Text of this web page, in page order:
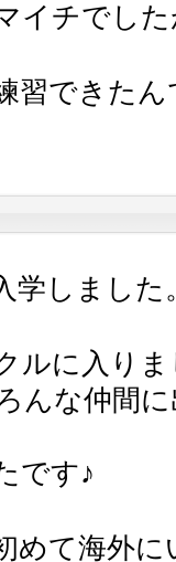
イチでし
習できたん
学しました
ルに入り
んな仲間
です♪
めて海外